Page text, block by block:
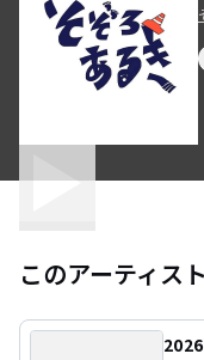
このアーティス